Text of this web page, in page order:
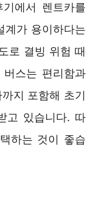
에서 렌트카를
계가 용이하다는
로 결빙 위험 때
스는 편리함과
지 포함해 초기
고 있습니다. 따
하는 것이 좋습